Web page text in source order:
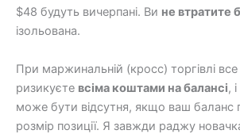
$48 будуть вичерпані. Ви не втратите
ізольована.
При маржинальній (кросс) торгівлі все
ризикуєте всіма коштами на балансі,
може бути відсутня, якщо ваш баланс
розмір позиції. Я завжди раджу